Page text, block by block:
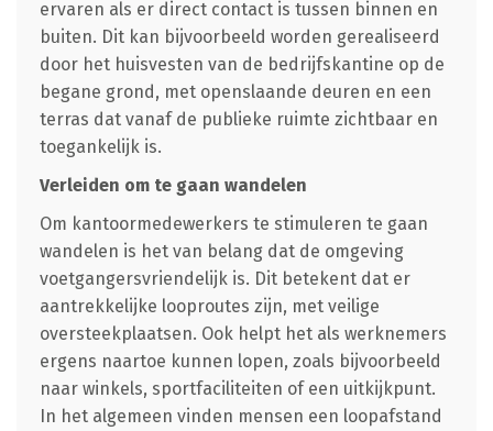
ervaren als er direct contact is tussen binnen en
buiten. Dit kan bijvoorbeeld worden gerealiseerd
door het huisvesten van de bedrijfskantine op de
begane grond, met openslaande deuren en een
terras dat vanaf de publieke ruimte zichtbaar en
toegankelijk is.
Verleiden om te gaan wandelen
Om kantoormedewerkers te stimuleren te gaan
wandelen is het van belang dat de omgeving
voetgangersvriendelijk is. Dit betekent dat er
aantrekkelijke looproutes zijn, met veilige
oversteekplaatsen. Ook helpt het als werknemers
ergens naartoe kunnen lopen, zoals bijvoorbeeld
naar winkels, sportfaciliteiten of een uitkijkpunt.
In het algemeen vinden mensen een loopafstand